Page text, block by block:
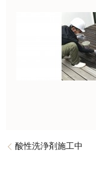
酸性洗浄剤施工中